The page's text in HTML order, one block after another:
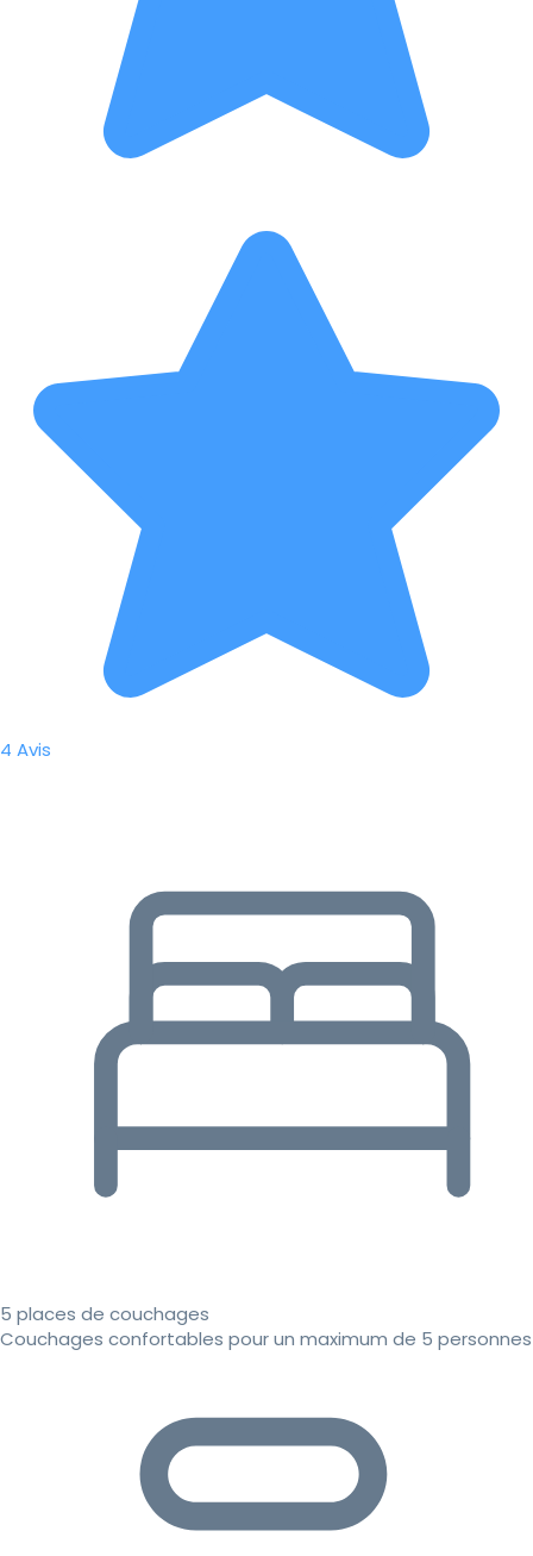
4 Avis
5 places de couchages
Couchages confortables pour un maximum de 5 personnes